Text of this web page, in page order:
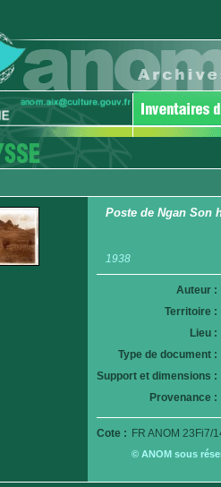
Poste de Ngan Son
1938
Auteur :
Territoire :
Lieu :
Type de document :
Support et dimensions :
Provenance :
Cote : FR ANOM 23Fi7/
© ANOM sous